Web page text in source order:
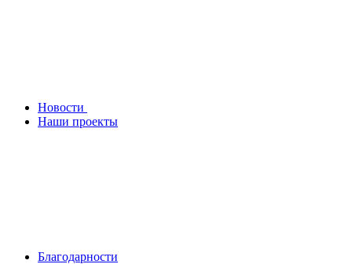
Новости
Наши проекты
Благодарности